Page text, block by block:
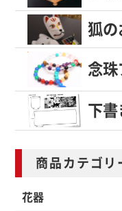
狐の
念珠
下書
商品カテゴリ
花器